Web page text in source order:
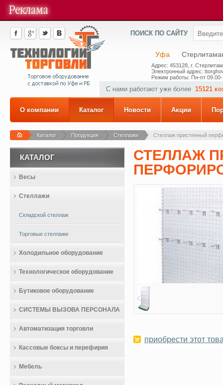
ПОИСК ПО САЙТУ
Уфа
Адрес: 453128, г.
Электронный адрес:
Режим работы: Пн-пт
С нами работают уже более 15121
О компании Каталог Новости Акции
Каталог Продукция Стеллажи Стеллаж пристенный
СТЕЛЛАЖ
приобрести этот
КАТАЛОГ
Весы
Стеллажи
Складской стеллаж
Торговые стеллажи
Холодильное оборудование
Технологическое оборудование
Бутиковое оборудование
СИСТЕМЫ ВЫЗОВА ПЕРСОНАЛА
Автоматизация торговли
Кассовые боксы и перефирия
Мебель